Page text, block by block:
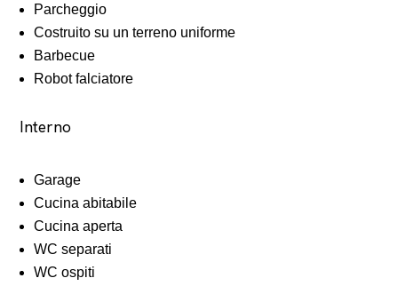
Parcheggio
Costruito su un terreno uniforme
Barbecue
Robot falciatore
Interno
Garage
Cucina abitabile
Cucina aperta
WC separati
WC ospiti